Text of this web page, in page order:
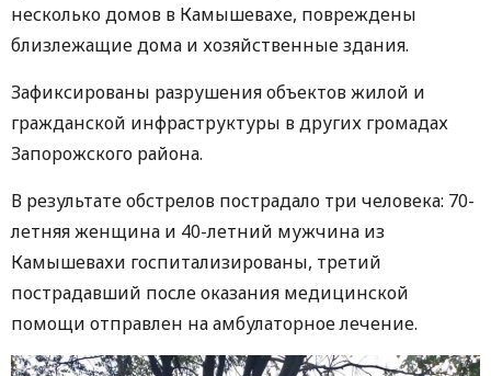
несколько домов в Камышевахе, повреждены
близлежащие дома и хозяйственные здания.
Зафиксированы разрушения объектов жилой и
гражданской инфраструктуры в других громадах
Запорожского района.
В результате обстрелов пострадало три человека: 70-
летняя женщина и 40-летний мужчина из
Камышевахи госпитализированы, третий
пострадавший после оказания медицинской
помощи отправлен на амбулаторное лечение.